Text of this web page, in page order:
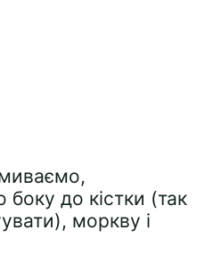
боку до кістки (так
моркву і